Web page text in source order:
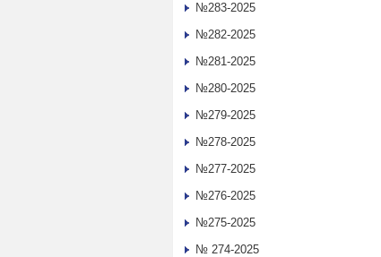
№283-2025
№282-2025
№281-2025
№280-2025
№279-2025
№278-2025
№277-2025
№276-2025
№275-2025
№ 274-2025